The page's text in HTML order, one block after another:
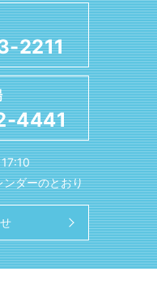
2211
4441
17:10
ダーのとおり